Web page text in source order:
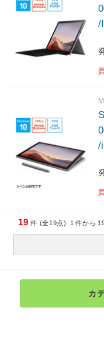
/
/
19 件 (全19点) 1 件から
カ